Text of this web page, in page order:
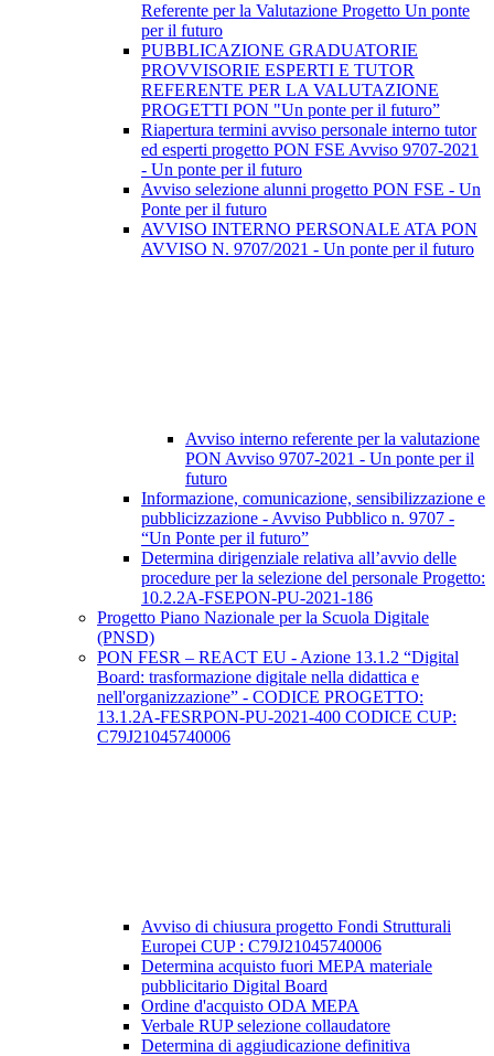
Referente per la Valutazione Progetto Un ponte
per il futuro
PUBBLICAZIONE GRADUATORIE
PROVVISORIE ESPERTI E TUTOR
REFERENTE PER LA VALUTAZIONE
PROGETTI PON "Un ponte per il futuro”
Riapertura termini avviso personale interno tutor
ed esperti progetto PON FSE Avviso 9707-2021
- Un ponte per il futuro
Avviso selezione alunni progetto PON FSE - Un
Ponte per il futuro
AVVISO INTERNO PERSONALE ATA PON
AVVISO N. 9707/2021 - Un ponte per il futuro
Avviso interno referente per la valutazione
PON Avviso 9707-2021 - Un ponte per il
futuro
Informazione, comunicazione, sensibilizzazione e
pubblicizzazione - Avviso Pubblico n. 9707 -
“Un Ponte per il futuro”
Determina dirigenziale relativa all’avvio delle
procedure per la selezione del personale Progetto:
10.2.2A-FSEPON-PU-2021-186
Progetto Piano Nazionale per la Scuola Digitale
(PNSD)
PON FESR – REACT EU - Azione 13.1.2 “Digital
Board: trasformazione digitale nella didattica e
nell'organizzazione” - CODICE PROGETTO:
13.1.2A-FESRPON-PU-2021-400 CODICE CUP:
C79J21045740006
Avviso di chiusura progetto Fondi Strutturali
Europei CUP : C79J21045740006
Determina acquisto fuori MEPA materiale
pubblicitario Digital Board
Ordine d'acquisto ODA MEPA
Verbale RUP selezione collaudatore
Determina di aggiudicazione definitiva